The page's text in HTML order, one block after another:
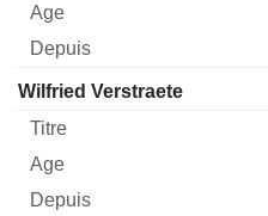
Wilfried Verstraete